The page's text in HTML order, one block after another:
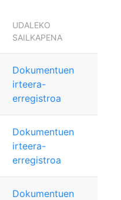
UDALEKO
SAILKAPENA
Dokumentuen
irteera-
erregistroa
Dokumentuen
irteera-
erregistroa
Dokumentuen